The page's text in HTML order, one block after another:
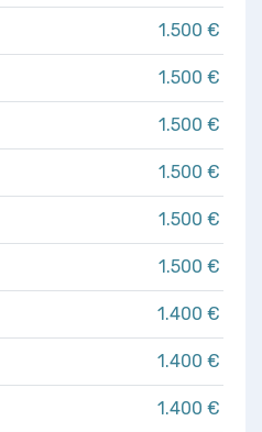
1.500 €
1.500 €
1.500 €
1.500 €
1.500 €
1.500 €
1.400 €
1.400 €
1.400 €